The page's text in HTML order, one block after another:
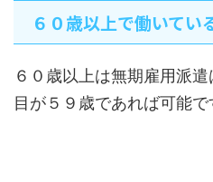
６０歳以上で働いてい
６０歳以上は無期雇用派
目が５９歳であれば可能で